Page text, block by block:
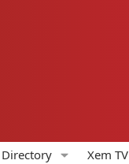
Xem TV